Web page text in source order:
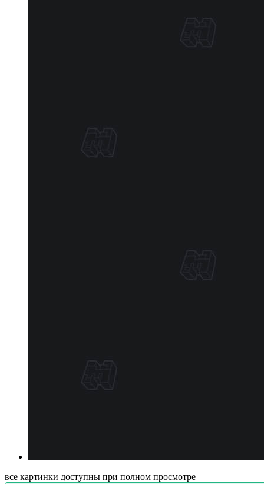
все картинки доступны при полном просмотре